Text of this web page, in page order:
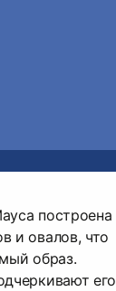
построена
и овалов, что
образ.
его